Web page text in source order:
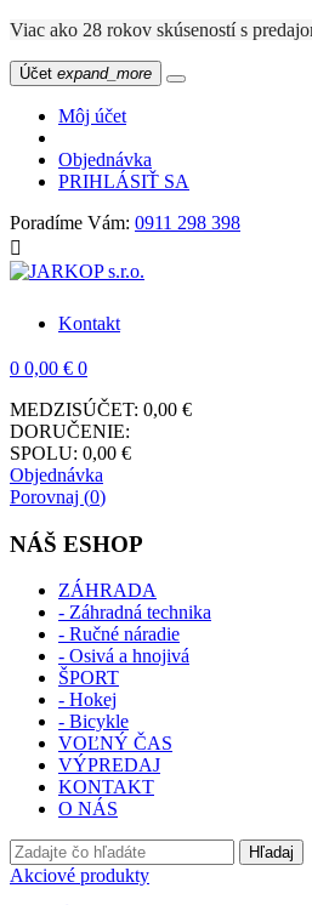
Viac ako 28 rokov skúseností s
Účet expand_more
Môj účet
Objednávka
PRIHLÁSIŤ SA
Poradíme Vám: 0911 298 398

Kontakt
0 0,00 € 0
MEDZISÚČET: 0,00 €
DORUČENIE:
SPOLU: 0,00 €
Objednávka
Porovnaj (0)
NÁŠ ESHOP
ZÁHRADA
- Záhradná technika
- Ručné náradie
- Osivá a hnojivá
ŠPORT
- Hokej
- Bicykle
VOĽNÝ ČAS
VÝPREDAJ
KONTAKT
O NÁS
Hľadaj
Akciové produkty